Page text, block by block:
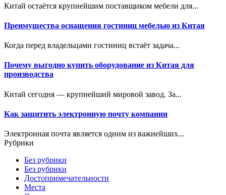
Китай остаётся крупнейшим поставщиком мебели для...
Преимущества оснащения гостиниц мебелью из Китая
Когда перед владельцами гостиниц встаёт задача...
Почему выгодно купить оборудование из Китая для
производства
Китай сегодня — крупнейший мировой завод. За...
Как защитить электронную почту компании
Электронная почта является одним из важнейших...
Рубрики
Без рубрики
Без рубрики
Достопримечательности
Места